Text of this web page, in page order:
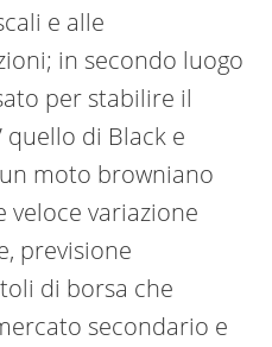
e alle
in secondo luogo
per stabilire il
quello di Black e
moto browniano
veloce variazione
previsione
di borsa che
secondario e